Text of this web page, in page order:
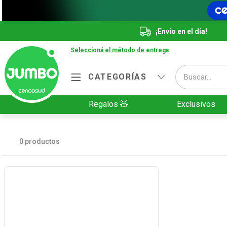
¡Envío en el día!
Seleccioná el método de entrega
CATEGORÍAS
Buscar...
Regalos 🧸 Exclusivos
0 productos
Términos más buscados
Cerveza